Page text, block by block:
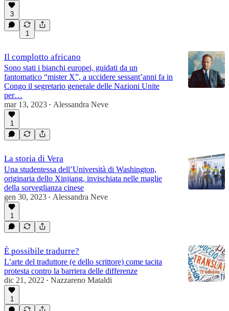
3
1
Il complotto africano
Sono stati i bianchi europei, guidati da un
fantomatico “mister X”, a uccidere sessant’anni fa in
Congo il segretario generale delle Nazioni Unite
per…
mar 13, 2023 • Alessandra Neve
1
La storia di Vera
Una studentessa dell’Università di Washington,
originaria dello Xinjiang, invischiata nelle maglie
della sorveglianza cinese
gen 30, 2023 • Alessandra Neve
1
È possibile tradurre?
L’arte del traduttore (e dello scrittore) come tacita
protesta contro la barriera delle differenze
dic 21, 2022 • Nazzareno Mataldi
1